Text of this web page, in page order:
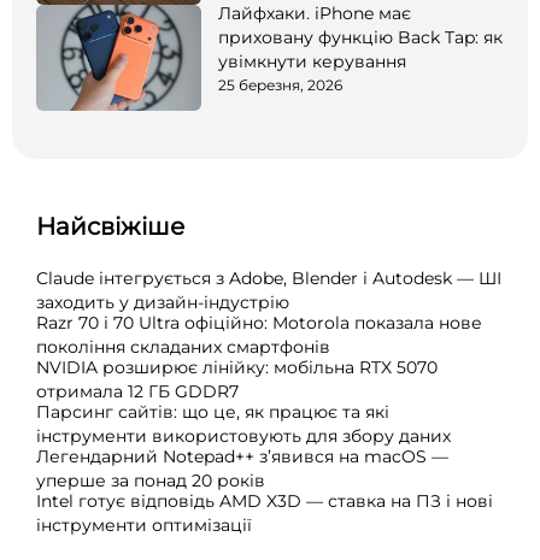
Лайфхаки. iPhone має
приховану функцію Back Tap: як
увімкнути керування
25 березня, 2026
Найсвіжіше
Claude інтегрується з Adobe, Blender і Autodesk — ШІ
заходить у дизайн-індустрію
Razr 70 і 70 Ultra офіційно: Motorola показала нове
покоління складаних смартфонів
NVIDIA розширює лінійку: мобільна RTX 5070
отримала 12 ГБ GDDR7
Парсинг сайтів: що це, як працює та які
інструменти використовують для збору даних
Легендарний Notepad++ з’явився на macOS —
уперше за понад 20 років
Intel готує відповідь AMD X3D — ставка на ПЗ і нові
інструменти оптимізації